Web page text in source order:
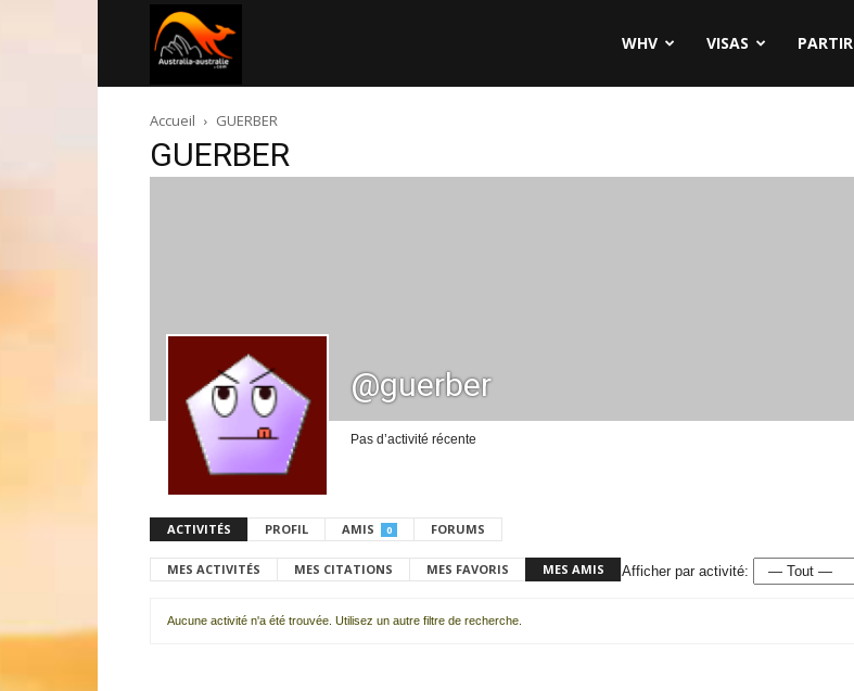
australie.com
WHV VISAS PARTIR
Accueil GUERBER
GUERBER
@guerber
Pas d’activité récente
ACTIVITÉS PROFIL AMIS 0 FORUMS
MES ACTIVITÉS MES CITATIONS MES FAVORIS MES AMIS Afficher par activité:
Aucune activité n'a été trouvée. Utilisez un autre filtre de recherche.